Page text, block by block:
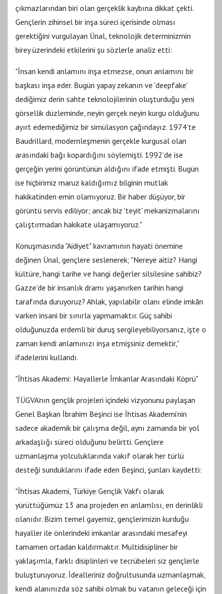
çıkmazlarından biri olan gerçeklik kaybına dikkat çekti.
Gençlerin zihinsel bir inşa süreci içerisinde olması
gerektiğini vurgulayan Ünal, teknolojik determinizmin
birey üzerindeki etkilerini şu sözlerle analiz etti:
"İnsan kendi anlamını inşa etmezse, onun anlamını bir
başkası inşa eder. Bugün yapay zekanın ve 'deepfake'
dediğimiz derin sahte teknolojilerinin oluşturduğu yeni
görsellik düzleminde, neyin gerçek neyin kurgu olduğunu
ayırt edemediğimiz bir simülasyon çağındayız. 1974'te
Baudrillard, modernleşmenin gerçekle kurgusal olan
arasındaki bağı kopardığını söylemişti. 1992’de ise
gerçeğin yerini görüntünün aldığını ifade etmişti. Bugün
ise hiçbirimiz maruz kaldığımız bilginin mutlak
hakikatinden emin olamıyoruz. Bir haber düşüyor, bir
görüntü servis ediliyor; ancak biz 'teyit' mekanizmalarını
çalıştırmadan hakikate ulaşamıyoruz."
Konuşmasında "Aidiyet" kavramının hayati önemine
değinen Ünal, gençlere seslenerek; "Nereye aitiz? Hangi
kültüre, hangi tarihe ve hangi değerler silsilesine sahibiz?
Gazze'de bir insanlık dramı yaşanırken tarihin hangi
tarafında duruyoruz? Ahlak, yapılabilir olanı elinde imkân
varken insani bir sınırla yapmamaktır. Güç sahibi
olduğunuzda erdemli bir duruş sergileyebiliyorsanız, işte o
zaman kendi anlamınızı inşa etmişsiniz demektir,"
ifadelerini kullandı.
"İhtisas Akademi: Hayallerle İmkanlar Arasındaki Köprü"
TÜGVA’nın gençlik projeleri içindeki vizyonunu paylaşan
Genel Başkan İbrahim Beşinci ise İhtisas Akademi’nin
sadece akademik bir çalışma değil, aynı zamanda bir yol
arkadaşlığı süreci olduğunu belirtti. Gençlere
uzmanlaşma yolculuklarında vakıf olarak her türlü
desteği sunduklarını ifade eden Beşinci, şunları kaydetti:
"İhtisas Akademi, Türkiye Gençlik Vakfı olarak
yürüttüğümüz 13 ana projeden en anlamlısı, en derinlikli
olanıdır. Bizim temel gayemiz, gençlerimizin kurduğu
hayaller ile önlerindeki imkanlar arasındaki mesafeyi
tamamen ortadan kaldırmaktır. Multidisipliner bir
yaklaşımla, farklı disiplinleri ve tecrübeleri siz gençlerle
buluşturuyoruz. İdealleriniz doğrultusunda uzmanlaşmak,
kendi alanınızda söz sahibi olmak bu vatanın geleceği için